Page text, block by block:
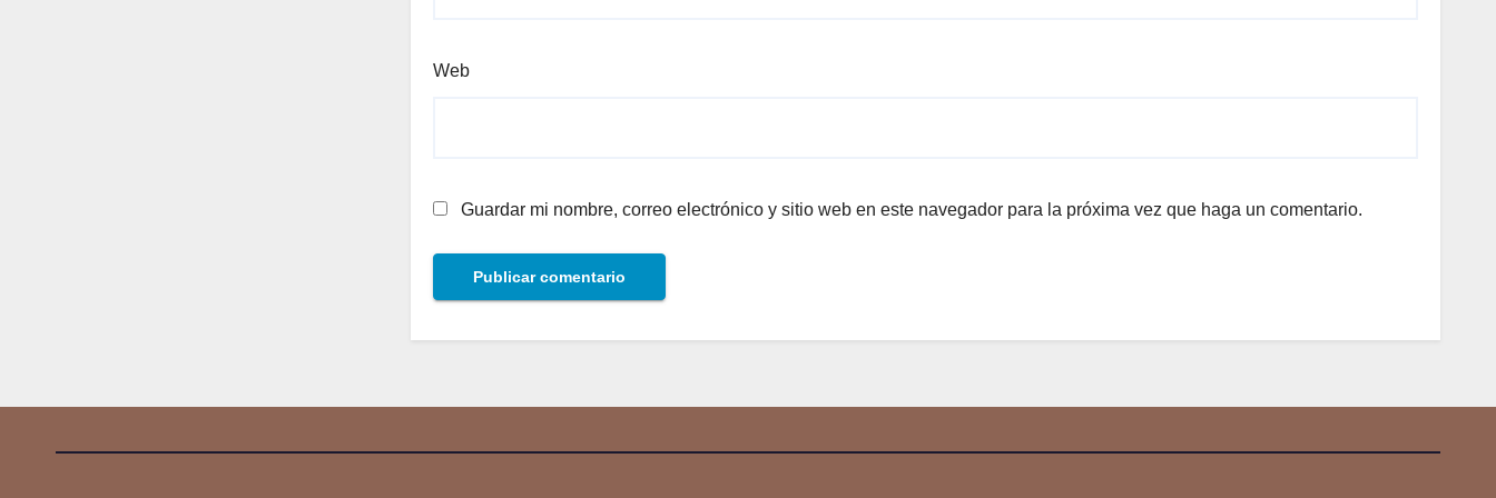
Web
Guardar mi nombre, correo electrónico y sitio web en este navegador para la próxima vez que haga un comentario.